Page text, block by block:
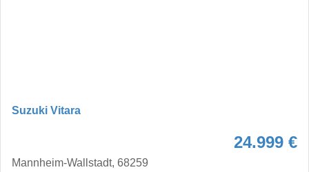
Suzuki Vitara
24.999 €
Mannheim-Wallstadt, 68259